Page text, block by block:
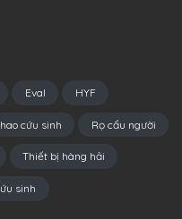
Eval HYF
cứu sinh Rọ cẩu người
Thiết bị hàng hải
sinh